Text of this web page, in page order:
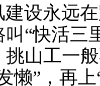
设永远
叫“快活三
挑山工一
懒”，再